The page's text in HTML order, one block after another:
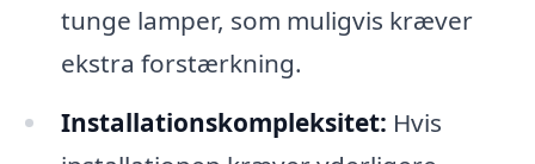
tunge lamper, som muligvis kræver
ekstra forstærkning.
Installationskompleksitet: Hvis